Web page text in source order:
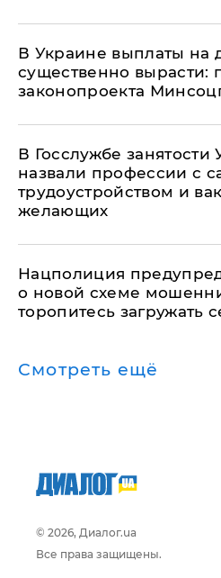
В Украине выплаты на
существенно вырасти:
законопроекта
В Госслужбе занятости
назвали профессии с
трудоустройством и
желающих
Нацполиция
о новой схеме
торопитесь загружать
Смотреть ещё
© 2026, Диалог.ua
Все права защищены.